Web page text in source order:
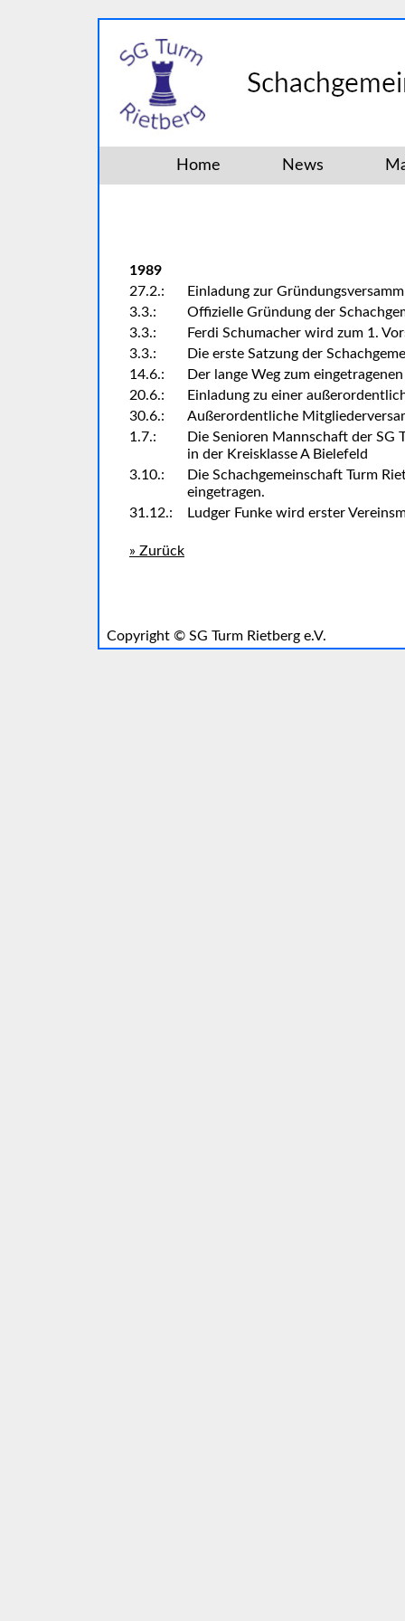
Home News
1989
27.2.:
Einladung zur
3.3.:
Offizielle Gründung der
3.3.:
Ferdi Schumacher wird zum 1.
3.3.:
Die erste Satzung der
14.6.:
Der lange Weg zum
20.6.:
Einladung zu einer
30.6.:
Außerordentliche
1.7.:
Die Senioren Mannschaft der SG
in der Kreisklasse A Bielefeld
3.10.:
Die Schachgemeinschaft Turm
eingetragen.
31.12.:
Ludger Funke wird erster
» Zurück
Copyright © SG Turm Rietberg e.V.